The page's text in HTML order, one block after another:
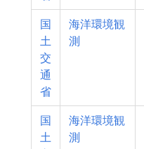
国
土
交
通
省
海洋環境観
測
国
土
海洋環境観
測